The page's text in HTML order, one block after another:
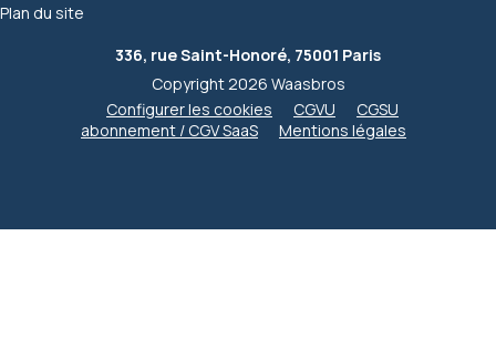
Plan du site
336, rue Saint-Honoré, 75001 Paris
Copyright 2026 Waasbros
Configurer les cookies
CGVU
CGSU
abonnement / CGV SaaS
Mentions légales